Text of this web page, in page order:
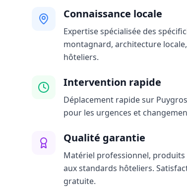
Connaissance locale
Expertise spécialisée des
montagnard, architecture
hôteliers.
Intervention rapide
Déplacement rapide sur
pour les urgences et
Qualité garantie
Matériel professionnel,
aux standards hôteliers.
gratuite.